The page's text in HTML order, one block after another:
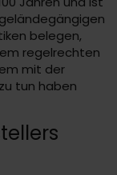
belegen,
regelrechten
mit der
tun haben